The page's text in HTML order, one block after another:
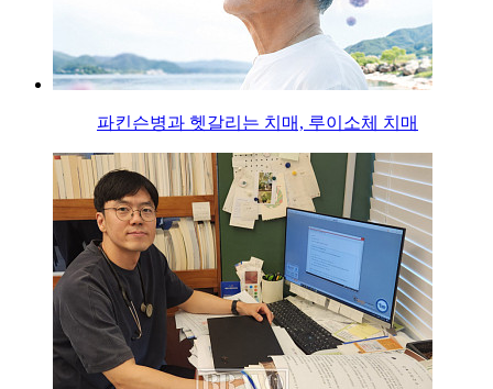
파킨슨병과 헷갈리는 치매, 루이소체 치매